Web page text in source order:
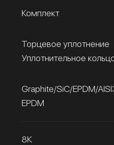
Комплект
Торцевое уплотнение
Уплотнительное
Graphite/SiC/EPDM/
EPDM
8К